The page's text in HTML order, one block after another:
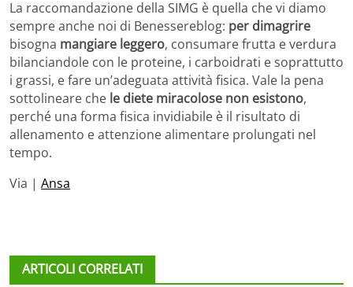
La raccomandazione della SIMG è quella che vi diamo
sempre anche noi di Benessereblog: per dimagrire
bisogna mangiare leggero, consumare frutta e verdura
bilanciandole con le proteine, i carboidrati e soprattutto
i grassi, e fare un’adeguata attività fisica. Vale la pena
sottolineare che le diete miracolose non esistono,
perché una forma fisica invidiabile è il risultato di
allenamento e attenzione alimentare prolungati nel
tempo.
Via | Ansa
ARTICOLI CORRELATI